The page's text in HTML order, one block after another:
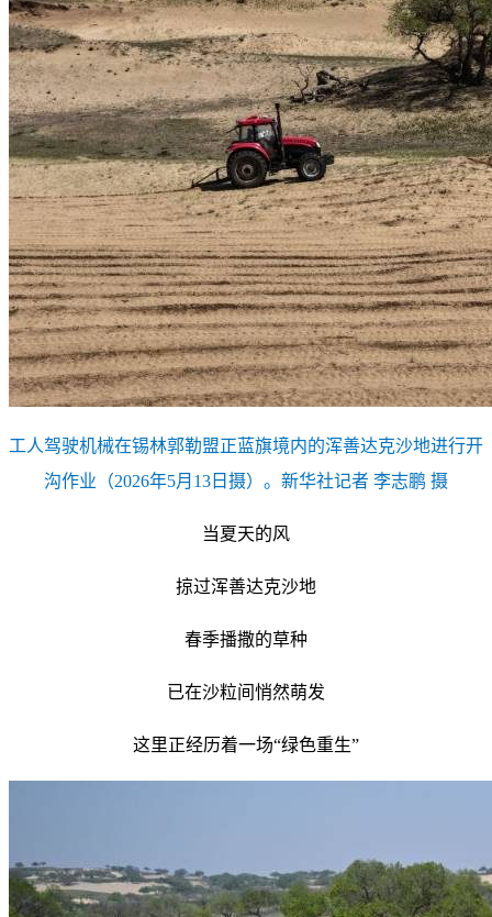
工人驾驶机械在锡林郭勒盟正蓝旗境内的浑善达克沙地进行开
沟作业（2026年5月13日摄）。新华社记者 李志鹏 摄
当夏天的风
掠过浑善达克沙地
春季播撒的草种
已在沙粒间悄然萌发
这里正经历着一场“绿色重生”